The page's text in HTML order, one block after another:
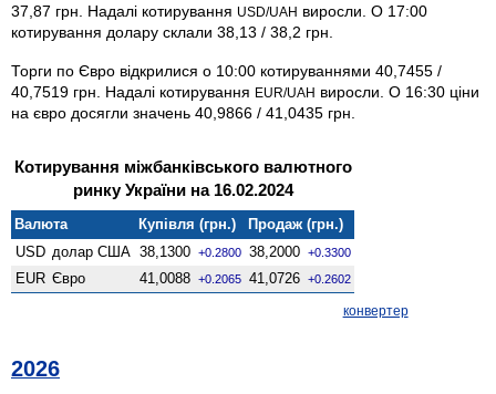
37,87 грн. Надалі котирування USD/UAH виросли. О 17:00
котирування долару склали 38,13 / 38,2 грн.
Торги по Євро відкрилися о 10:00 котируваннями 40,7455 /
40,7519 грн. Надалі котирування EUR/UAH виросли. О 16:30 ціни
на євро досягли значень 40,9866 / 41,0435 грн.
Котирування міжбанківського валютного
ринку України на 16.02.2024
Валюта Купівля (грн.)
Продаж (грн.)
USD долар США 38,1300 +0.2800 38,2000 +0.3300
EUR Євро 41,0088 +0.2065 41,0726 +0.2602
конвертер
2026